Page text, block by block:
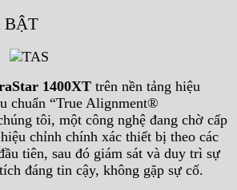
BẬT
1400XT trên nền tảng hiệu
chuẩn “True Alignment®
tôi, một công nghệ đang chờ cấp
chỉnh chính xác thiết bị theo các
tiên, sau đó giám sát và duy trì sự
đáng tin cậy, không gặp sự cố.